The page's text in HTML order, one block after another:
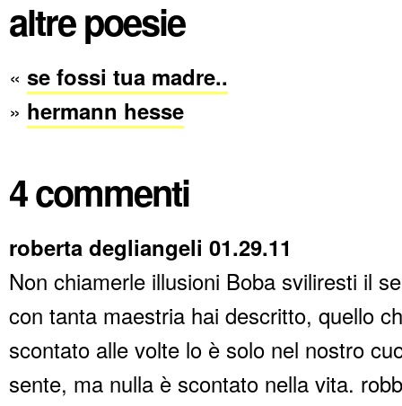
altre poesie
« se fossi tua madre..
» hermann hesse
4 commenti
roberta degliangeli 01.29.11
Non chiamerle illusioni Boba sviliresti il
con tanta maestria hai descritto, quello
scontato alle volte lo è solo nel nostro
sente, ma nulla è scontato nella vita.